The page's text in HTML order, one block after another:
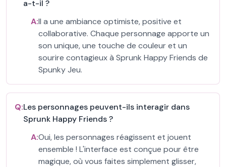
a-t-il ?
A:Il a une ambiance optimiste, positive et
collaborative. Chaque personnage apporte un
son unique, une touche de couleur et un
sourire contagieux à Sprunk Happy Friends de
Spunky Jeu.
Q:Les personnages peuvent-ils interagir dans
Sprunk Happy Friends ?
A:Oui, les personnages réagissent et jouent
ensemble ! L'interface est conçue pour être
magique, où vous faites simplement glisser,